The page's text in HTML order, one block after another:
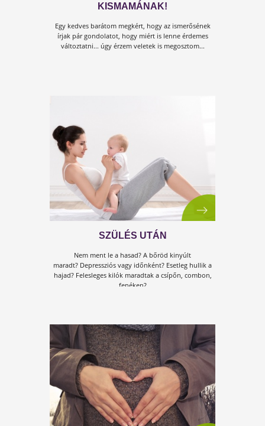
ŐSZINTE LEVÉL EGY KEDVES
Egy kedves barátom megkért, hogy az ismerősének
írjak pár gondolatot, hogy miért is lenne érdemes